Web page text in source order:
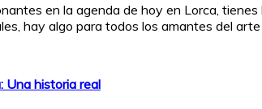
en la agenda de hoy en Lorca,
hay algo para todos los amantes del
Una historia real